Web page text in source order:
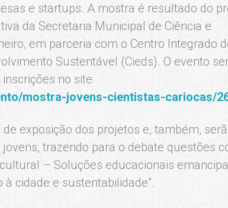
e startups. A mostra é resultado do
da Secretaria Municipal de Ciência e
em parceria com o Centro Integrado
Sustentável (Cieds). O evento
no site
mostra-jovens-cientistas-cariocas/
exposição dos projetos e, também,
trazendo para o debate questões
– Soluções educacionais
cidade e sustentabilidade”.